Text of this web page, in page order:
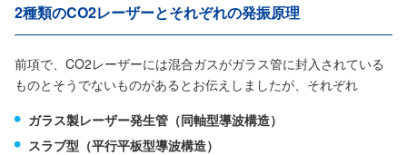
2種類のCO2レーザーとそれぞれの発振原理
前項で、CO2レーザーには混合ガスがガラス管に封入されている
ものとそうでないものがあるとお伝えしましたが、それぞれ
ガラス製レーザー発生管（同軸型導波構造）
スラブ型（平行平板型導波構造）